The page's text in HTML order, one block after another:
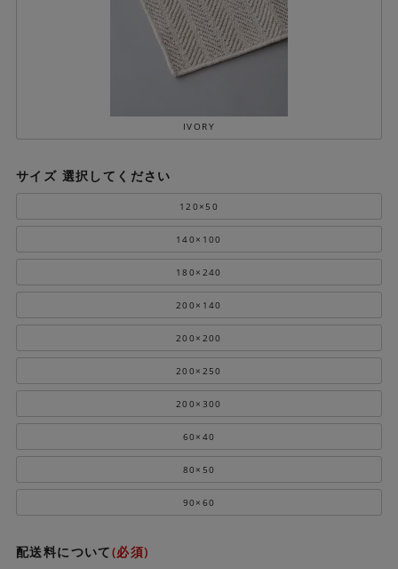
IVORY
サイズ 選択してください
120×50
140×100
180×240
200×140
200×200
200×250
200×300
60×40
80×50
90×60
配送料について(必須)